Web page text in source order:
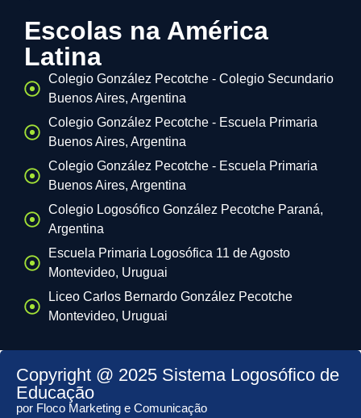
Escolas na América
Latina
Colegio González Pecotche - Colegio Secundario
Buenos Aires, Argentina
Colegio González Pecotche - Escuela Primaria
Buenos Aires, Argentina
Colegio González Pecotche - Escuela Primaria
Buenos Aires, Argentina
Colegio Logosófico González Pecotche Paraná,
Argentina
Escuela Primaria Logosófica 11 de Agosto
Montevideo, Uruguai
Liceo Carlos Bernardo González Pecotche
Montevideo, Uruguai
Copyright @ 2025 Sistema Logosófico de
Educação
por Floco Marketing e Comunicação